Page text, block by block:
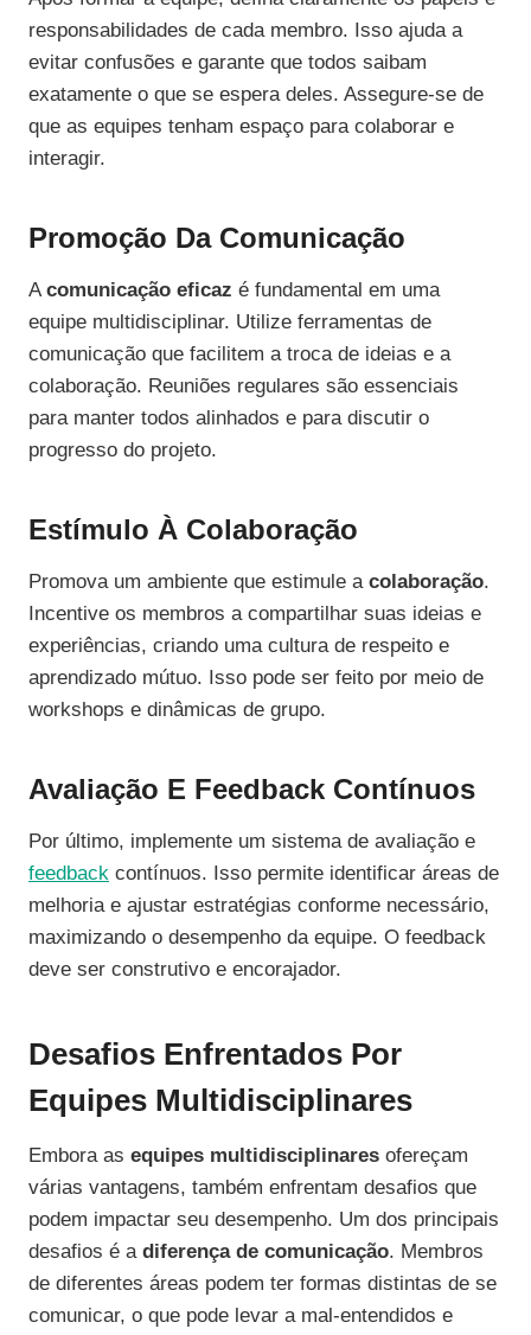
responsabilidades de cada membro. Isso ajuda a
evitar confusões e garante que todos saibam
exatamente o que se espera deles. Assegure-se de
que as equipes tenham espaço para colaborar e
interagir.
Promoção Da Comunicação
Acomunicação eficaz é fundamental em uma
equipe multidisciplinar. Utilize ferramentas de
comunicação que facilitem a troca de ideias e a
colaboração. Reuniões regulares são essenciais
para manter todos alinhados e para discutir o
progresso do projeto.
Estímulo À Colaboração
Promova um ambiente que estimule a colaboração.
Incentive os membros a compartilhar suas ideias e
experiências, criando uma cultura de respeito e
aprendizado mútuo. Isso pode ser feito por meio de
workshops e dinâmicas de grupo.
Avaliação E Feedback Contínuos
Por último, implemente um sistema de avaliação e
feedback contínuos. Isso permite identificar áreas de
melhoria e ajustar estratégias conforme necessário,
maximizando o desempenho da equipe. O feedback
deve ser construtivo e encorajador.
Desafios Enfrentados Por
Equipes Multidisciplinares
Embora as equipes multidisciplinares ofereçam
várias vantagens, também enfrentam desafios que
podem impactar seu desempenho. Um dos principais
desafios é a diferença de comunicação. Membros
de diferentes áreas podem ter formas distintas de se
comunicar, o que pode levar a mal-entendidos e